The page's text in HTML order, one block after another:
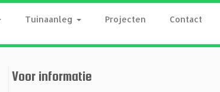
Tuinaanleg Projecten Contact
Voor informatie